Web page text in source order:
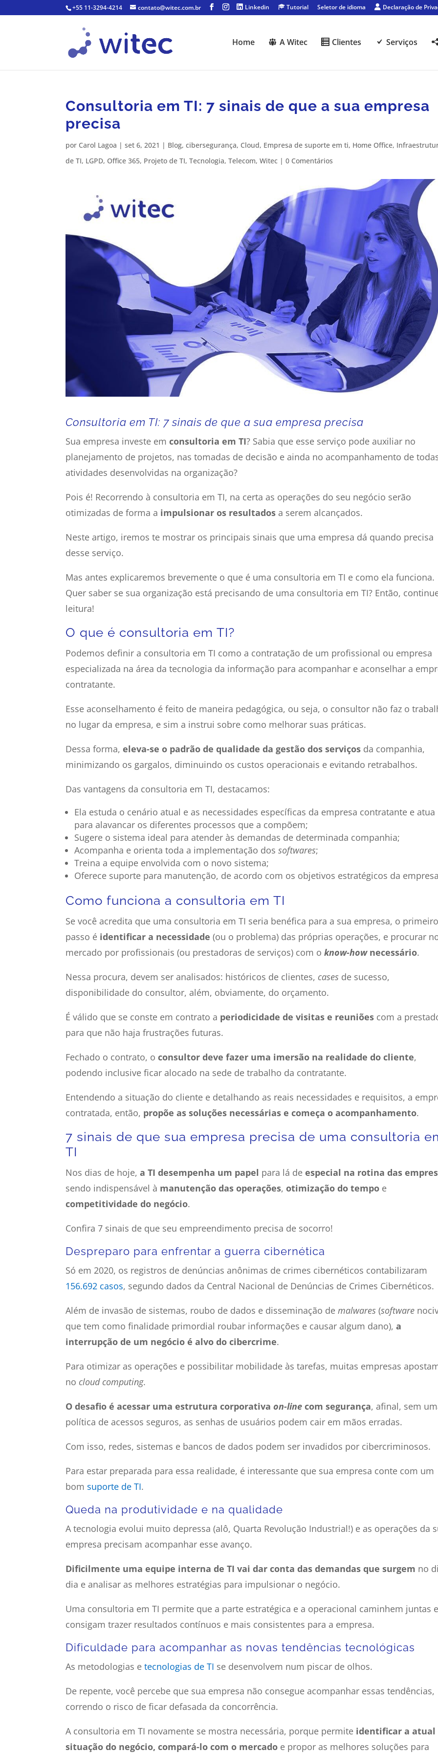
+55 11-3294-4214 contato@witec.com.br Linkedin Tutorial Seletor de idioma Declaração de
Home A Witec Clientes Serviços
Consultoria em TI: 7 sinais de que a sua empresa
precisa
por Carol Lagoa |set 6, 2021 | Blog,cibersegurança, Cloud, Empresa de suporte em ti, Home Office,
de TI, LGPD, Office 365, Projeto de TI,Tecnologia,Telecom,Witec |0 Comentários
Consultoria em TI: 7 sinais de que a sua empresa precisa
Sua empresa investe em consultoria em TI? Sabia que esse serviço pode auxiliar no
planejamento de projetos, nas tomadas de decisão e ainda no acompanhamento de
atividades desenvolvidas na organização?
Pois é! Recorrendo à consultoria em TI, na certa as operações do seu negócio serão
otimizadas de forma a impulsionar os resultados a serem alcançados.
Neste artigo, iremos te mostrar os principais sinais que uma empresa dá quando precisa
desse serviço.
Mas antes explicaremos brevemente o que é uma consultoria em TI e como ela funciona.
Quer saber se sua organização está precisando de uma consultoria em TI? Então,
leitura!
O que é consultoria em TI?
Podemos definir a consultoria em TI como a contratação de um profissional ou empresa
especializada na área da tecnologia da informação para acompanhar e aconselhar a
contratante.
Esse aconselhamento é feito de maneira pedagógica, ou seja, o consultor não faz o
no lugar da empresa, e sim a instrui sobre como melhorar suas práticas.
Dessa forma, eleva-se o padrão de qualidade da gestão dos serviços da companhia,
minimizando os gargalos, diminuindo os custos operacionais e evitando retrabalhos.
Das vantagens da consultoria em TI, destacamos:
Ela estuda o cenário atual e as necessidades específicas da empresa contratante e atua
para alavancar os diferentes processos que a compõem;
Sugere o sistema ideal para atender às demandas de determinada companhia;
Acompanha e orienta toda a implementação dossoftwares;
Treina a equipe envolvida com o novo sistema;
Oferece suporte para manutenção, de acordo com os objetivos estratégicos da
Como funciona a consultoria em TI
Se você acredita que uma consultoria em TI seria benéfica para a sua empresa, o primeiro
passo é identificar a necessidade (ou o problema) das próprias operações, e procurar
mercado por profissionais (ou prestadoras de serviços) com oknow-how necessário.
Nessa procura, devem ser analisados: históricos de clientes, cases de sucesso,
disponibilidade do consultor, além, obviamente, do orçamento.
É válido que se conste em contrato a periodicidade de visitas e reuniões com a
para que não haja frustrações futuras.
Fechado o contrato, o consultor deve fazer uma imersão na realidade do cliente,
podendo inclusive ficar alocado na sede de trabalho da contratante.
Entendendo a situação do cliente e detalhando as reais necessidades e requisitos, a
contratada, então, propõe as soluções necessárias e começa o acompanhamento.
7 sinais de que sua empresa precisa de uma consultoria
TI
Nos dias de hoje,a TI desempenha um papel para lá de especial na rotina das
sendo indispensável à manutenção das operações, otimização do tempo e
competitividade do negócio.
Confira 7 sinais de que seu empreendimento precisa de socorro!
Despreparo para enfrentar a guerra cibernética
Só em 2020, os registros de denúncias anônimas de crimes cibernéticos contabilizaram
156.692 casos, segundo dados da Central Nacional de Denúncias de Crimes Cibernéticos.
Além de invasão de sistemas, roubo de dados e disseminação demalwares (software
que tem como finalidade primordial roubar informações e causar algum dano),a
interrupção de um negócio é alvo do cibercrime.
Para otimizar as operações e possibilitar mobilidade às tarefas, muitas empresas
no cloud computing.
O desafio é acessar uma estrutura corporativaon-line com segurança, afinal, sem
política de acessos seguros, as senhas de usuários podem cair em mãos erradas.
Com isso, redes, sistemas e bancos de dados podem ser invadidos por cibercriminosos.
Para estar preparada para essa realidade, é interessante que sua empresa conte com um
bom suporte de TI.
Queda na produtividade e na qualidade
A tecnologia evolui muito depressa (alô, Quarta Revolução Industrial!) e as operações da
empresa precisam acompanhar esse avanço.
Dificilmente uma equipe interna de TI vai dar conta das demandas que surgem no
dia e analisar as melhores estratégias para impulsionar o negócio.
Uma consultoria em TI permite que a parte estratégica e a operacional caminhem juntas e
consigam trazer resultados contínuos e mais consistentes para a empresa.
Dificuldade para acompanhar as novas tendências tecnológicas
As metodologias etecnologias de TI se desenvolvem num piscar de olhos.
De repente, você percebe que sua empresa não consegue acompanhar essas tendências,
correndo o risco de ficar defasada da concorrência.
A consultoria em TI novamente se mostra necessária, porque permite identificar a atual
situação do negócio, compará-lo com o mercado e propor as melhores soluções para